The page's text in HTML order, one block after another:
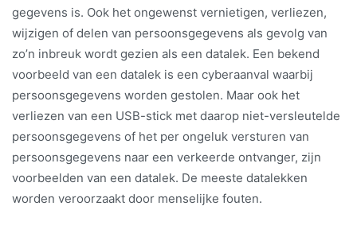
gegevens is. Ook het ongewenst vernietigen, verliezen,
wijzigen of delen van persoonsgegevens als gevolg van
zo’n inbreuk wordt gezien als een datalek. Een bekend
voorbeeld van een datalek is een cyberaanval waarbij
persoonsgegevens worden gestolen. Maar ook het
verliezen van een USB-stick met daarop niet-versleutelde
persoonsgegevens of het per ongeluk versturen van
persoonsgegevens naar een verkeerde ontvanger, zijn
voorbeelden van een datalek. De meeste datalekken
worden veroorzaakt door menselijke fouten.